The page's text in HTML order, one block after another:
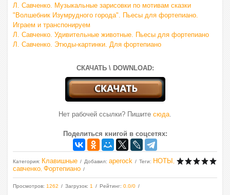
Л. Савченко. Музыкальные зарисовки по мотивам сказки
"Волшебник Изумрудного города". Пьесы для фортепиано.
Играем и транспонируем
Л. Савченко. Удивительные животные. Пьесы для фортепиано
Л. Савченко. Этюды-картинки. Для фортепиано
СКАЧАТЬ \ DOWNLOAD:
Нет рабочей ссылки? Пишите сюда.
Поделиться книгой в соцсетях:
Категория: Клавишные Добавил: aperock Теги: НОТЫ
савченко Фортепиано
Просмотров: 1262 Загрузок: 1 Рейтинг: 0.0/0